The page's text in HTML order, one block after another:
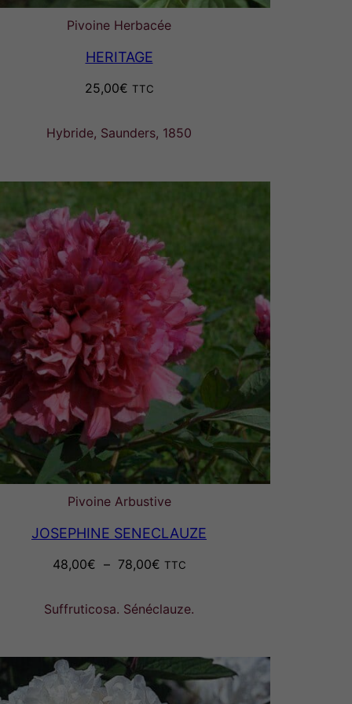
Pivoine Herbacée
HERITAGE
25,00€ TTC
Hybride, Saunders, 1850
Pivoine Arbustive
JOSEPHINE SENECLAUZE
48,00€ – 78,00€Plage
prix :
78,00€
TTC
Suffruticosa. Sénéclauze.